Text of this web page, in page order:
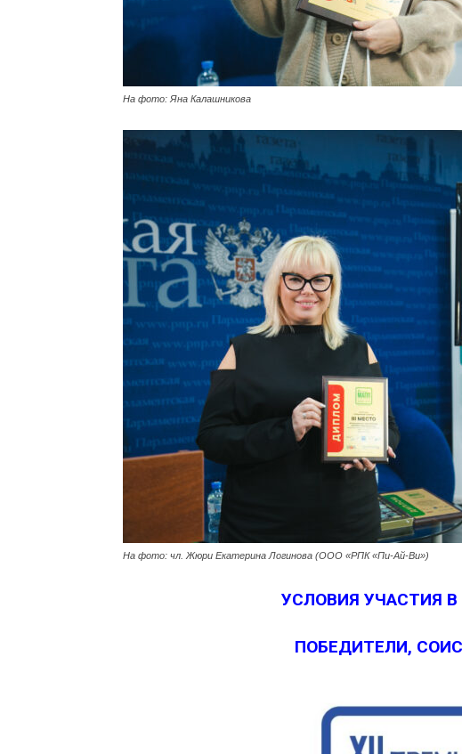
На фото: Яна Калашникова
На фото: чл. Жюри Екатерина Логинова (ООО «РПК «Пи-Ай-Ви»)
УСЛОВИЯ УЧАСТИЯ
ПОБЕДИТЕЛИ,